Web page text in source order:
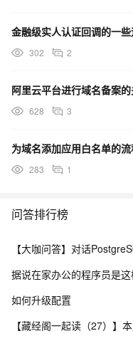
302 2
阿里云平台进行域名备案
628 3
为域名添加应用白名单的流
283 1
问答排行榜
据说在家办公的程序员是这
如何升级配置